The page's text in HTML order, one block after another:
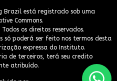
Brazil está registrado sob uma
Commons.
os direitos reservados.
só poderá ser feito nos termos desta
expressa do Instituto.
de terceiros, terá seu credito
atribuído.